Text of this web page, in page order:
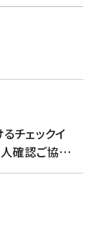
チェックイ
確認ご協力